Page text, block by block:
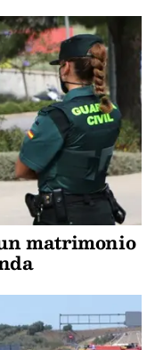
matrimonio